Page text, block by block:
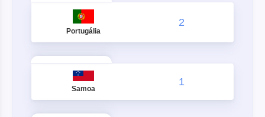
Portugália
2
Samoa
1